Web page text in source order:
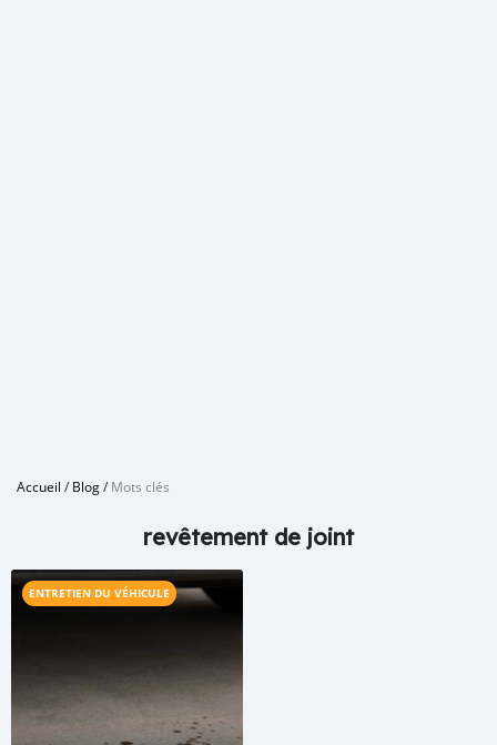
Accueil /Blog/Mots clés
revêtement de joint
ENTRETIEN DU VÉHICULE